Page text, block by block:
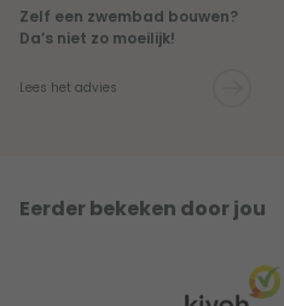
Zelf een zwembad bouwen?
Da’s niet zo moeilijk!
Lees het advies
Eerder bekeken door jou